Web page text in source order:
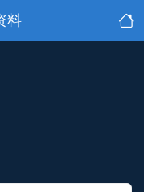
料